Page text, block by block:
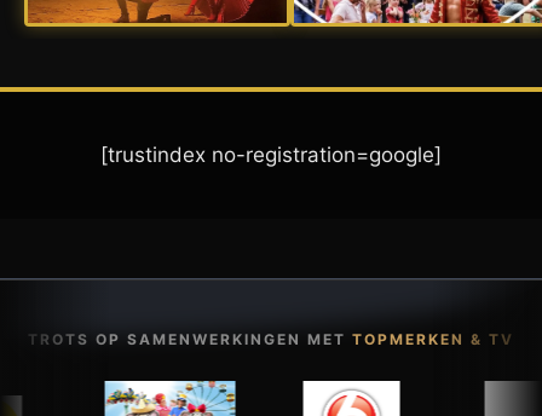
[trustindex no-registration=google]
TROTS OP SAMENWERKINGEN MET TOPMERKEN & TV